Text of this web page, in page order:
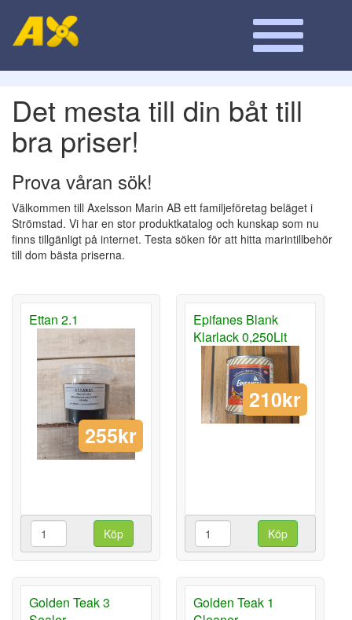
Det mesta till din båt till
bra priser!
Prova våran sök!
Välkommen till Axelsson Marin AB ett familjeföretag beläget i
Strömstad. Vi har en stor produktkatalog och kunskap som nu
finns tillgänligt på internet. Testa söken för att hitta marintillbehör
till dom bästa priserna.
Ettan 2.1
255kr
Köp
Epifanes Blank
Klarlack 0,250Lit
210kr
Köp
Golden Teak 3
Golden Teak 1